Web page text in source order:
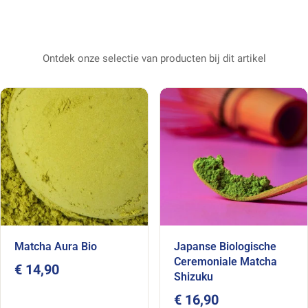
biologische matcha
en vind degene die bij u
past.
Ontdek onze selectie van producten bij dit artikel
Matcha Aura Bio
€ 14,90
Japanse Biologische
Ceremoniale Matcha
Shizuku
€ 16,90